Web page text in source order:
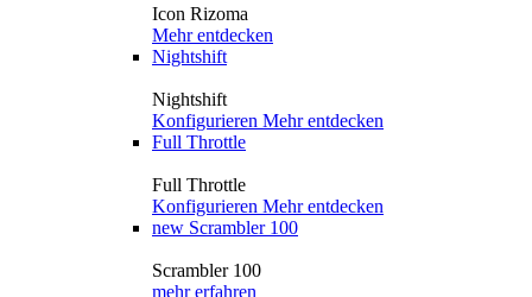
Icon Rizoma
Mehr entdecken
Nightshift
Nightshift
Konfigurieren Mehr entdecken
Full Throttle
Full Throttle
Konfigurieren Mehr entdecken
new Scrambler 100
Scrambler 100
mehr erfahren